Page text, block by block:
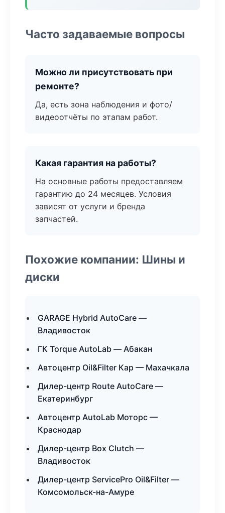
Часто задаваемые вопросы
Можно ли присутствовать при
ремонте?
Да, есть зона наблюдения и фото/
видеоотчёты по этапам работ.
Какая гарантия на работы?
На основные работы предоставляем
гарантию до 24 месяцев. Условия
зависят от услуги и бренда
запчастей.
Похожие компании: Шины и
диски
GARAGE Hybrid AutoCare —
Владивосток
ГК Torque AutoLab — Абакан
Автоцентр Oil&Filter Кар — Махачкала
Дилер-центр Route AutoCare —
Екатеринбург
Автоцентр AutoLab Моторс —
Краснодар
Дилер-центр Box Clutch —
Владивосток
Дилер-центр ServicePro Oil&Filter —
Комсомольск-на-Амуре